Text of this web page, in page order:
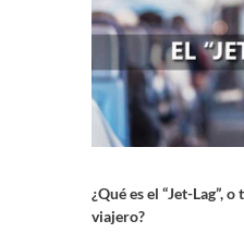
¿Qué es el “Jet-Lag”,
viajero?